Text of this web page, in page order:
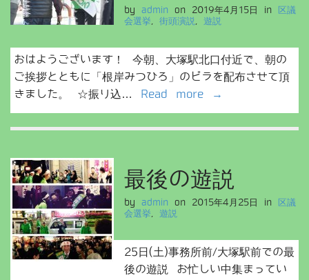
by admin on 2019年4月15日 in
区議
会選挙, 街頭演説, 遊説
おはようございます！ 今朝、大塚駅北口付近で、朝の
ご挨拶とともに「根岸みつひろ」のビラを配布させて頂
きました。 ☆振り込…
Read more →
最後の遊説
by admin on 2015年4月25日 in
区議
会選挙, 遊説
25日(土)事務所前/大塚駅前での最
後の遊説 お忙しい中集まってい